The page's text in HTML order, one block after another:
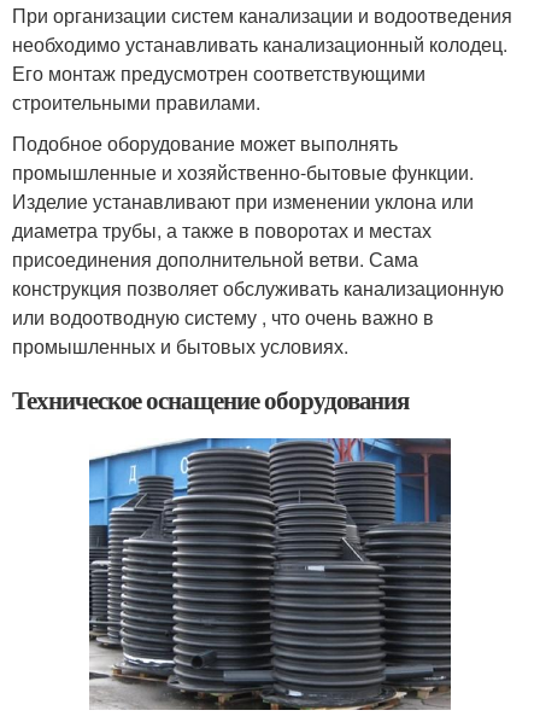
При организации систем канализации и водоотведения
необходимо устанавливать канализационный колодец.
Его монтаж предусмотрен соответствующими
строительными правилами.
Подобное оборудование может выполнять
промышленные и хозяйственно-бытовые функции.
Изделие устанавливают при изменении уклона или
диаметра трубы, а также в поворотах и местах
присоединения дополнительной ветви. Сама
конструкция позволяет обслуживать канализационную
или водоотводную систему , что очень важно в
промышленных и бытовых условиях.
Техническое оснащение оборудования